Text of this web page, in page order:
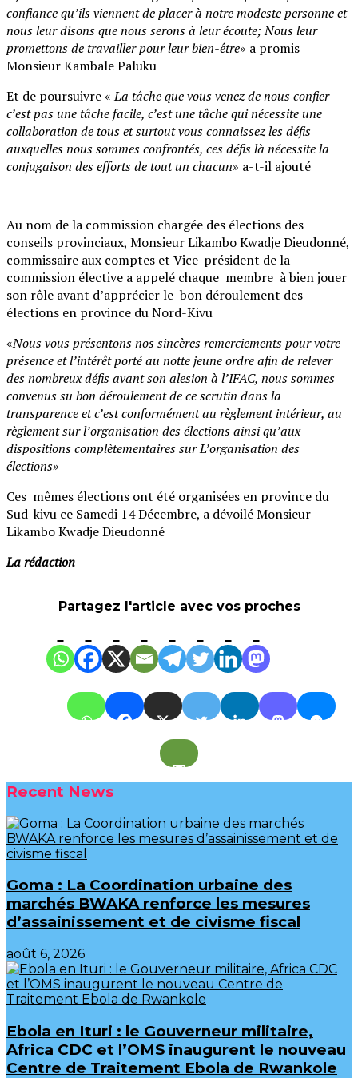
confiance qu’ils viennent de placer à notre modeste personne et
nous leur disons que nous serons à leur écoute; Nous leur
promettons de travailler pour leur bien-être» a promis
Monsieur Kambale Paluku
Et de poursuivre «La tâche que vous venez de nous confier
c’est pas une tâche facile, c’est une tâche qui nécessite une
collaboration de tous et surtout vous connaissez les défis
auxquelles nous sommes confrontés, ces défis là nécessite la
conjugaison des efforts de tout un chacun» a-t-il ajouté
Au nom de la commission chargée des élections des
conseils provinciaux, Monsieur Likambo Kwadje Dieudonné,
commissaire aux comptes et Vice-président de la
commission élective a appelé chaque membre à bien jouer
son rôle avant d’apprécier le bon déroulement des
élections en province du Nord-Kivu
«Nous vous présentons nos sincères remerciements pour votre
présence et l’intérêt porté au notte jeune ordre afin de relever
des nombreux défis avant son alesion à l’IFAC, nous sommes
convenus su bon déroulement de ce scrutin dans la
transparence et c’est conformément au règlement intérieur, au
règlement sur l’organisation des élections ainsi qu’aux
dispositions complètementaires sur L’organisation des
élections»
Ces mêmes élections ont été organisées en province du
Sud-kivu ce Samedi 14 Décembre, a dévoilé Monsieur
Likambo Kwadje Dieudonné
La rédaction
Partagez l'article avec vos proches
Recent News
Goma : La Coordination urbaine des
marchés BWAKA renforce les mesures
d’assainissement et de civisme fiscal
août 6, 2026
Ebola en Ituri : le Gouverneur militaire,
Africa CDC et l’OMS inaugurent le nouveau
Centre de Traitement Ebola de Rwankole